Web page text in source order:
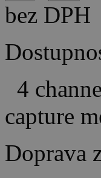
bez DPH
4
capture
Doprava